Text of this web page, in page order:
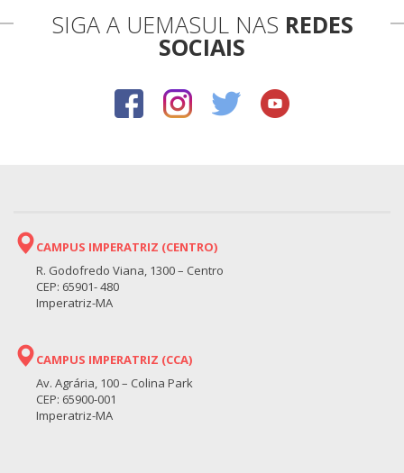
SIGA A UEMASUL NAS REDES
SOCIAIS
CAMPUS IMPERATRIZ (CENTRO)
R. Godofredo Viana, 1300 – Centro
CEP: 65901- 480
Imperatriz-MA
CAMPUS IMPERATRIZ (CCA)
Av. Agrária, 100 – Colina Park
CEP: 65900-001
Imperatriz-MA